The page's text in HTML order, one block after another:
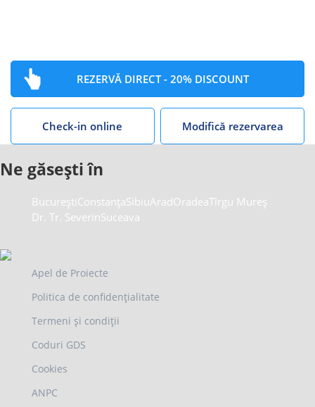
REZERVĂ DIRECT - 20% DISCOUNT
Check-in online Modifică rezervarea
Ne găsești în
București ConstanțaSibiuAradOradeaTîrgu Mureș
Dr. Tr. SeverinSuceava
Apel de Proiecte
Politica de confidențialitate
Termeni și condiții
Coduri GDS
Cookies
ANPC